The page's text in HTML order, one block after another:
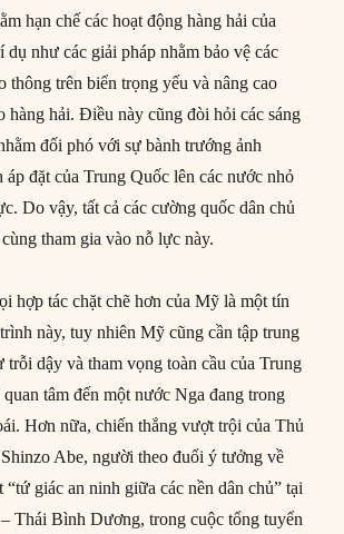
hạn chế các hoạt động hàng hải của
dụ như các giải pháp nhằm bảo vệ các
thông trên biển trọng yếu và nâng cao
hàng hải. Điều này cũng đòi hỏi các sáng
đối phó với sự bành trướng ảnh
áp đặt của Trung Quốc lên các nước nhỏ
Do vậy, tất cả các cường quốc dân chủ
tham gia vào nỗ lực này.
hợp tác chặt chẽ hơn của Mỹ là một tín
này, tuy nhiên Mỹ cũng cần tập trung
trỗi dậy và tham vọng toàn cầu của Trung
tâm đến một nước Nga đang trong
Hơn nữa, chiến thắng vượt trội của Thủ
Abe, người theo đuổi ý tưởng về
“tứ giác an ninh giữa các nền dân chủ” tại
Thái Bình Dương, trong cuộc tổng tuyển